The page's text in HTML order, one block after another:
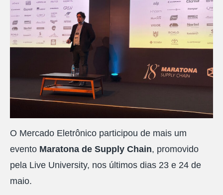
O Mercado Eletrônico participou de mais um
evento Maratona de Supply Chain, promovido
pela Live University, nos últimos dias 23 e 24 de
maio.